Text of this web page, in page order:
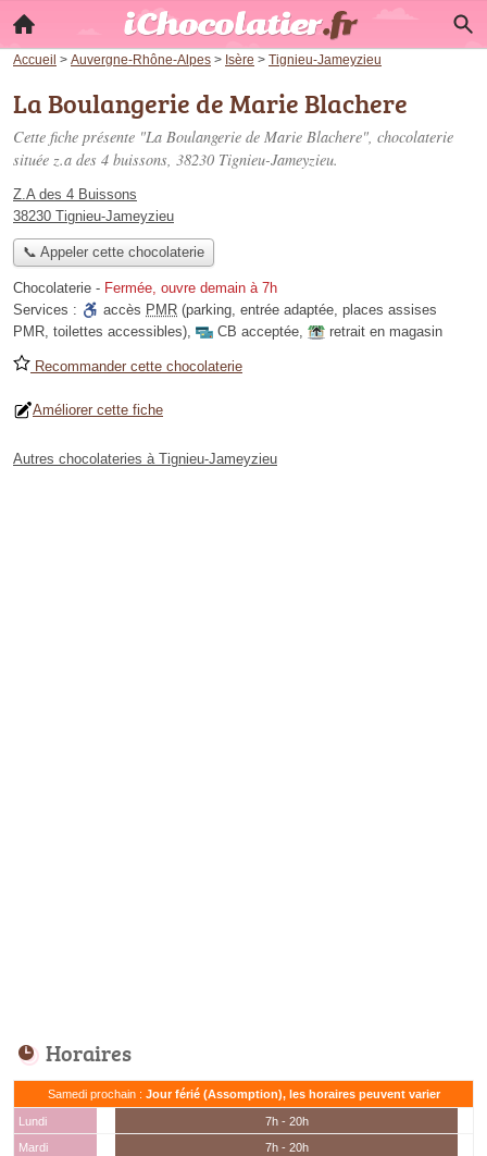
Accueil > Auvergne-Rhône-Alpes > Isère > Tignieu-Jameyzieu
La Boulangerie de Marie Blachere
Cette fiche présente "La Boulangerie de Marie Blachere", chocolaterie
située z.a des 4 buissons, 38230 Tignieu-Jameyzieu.
Z.A des 4 Buissons
38230 Tignieu-Jameyzieu
📞 Appeler cette chocolaterie
Chocolaterie - Fermée, ouvre demain à 7h
Services :
accès PMR (parking, entrée adaptée, places assises
PMR, toilettes accessibles), CB acceptée, retrait en magasin
Recommander cette chocolaterie
Améliorer cette fiche
Autres chocolateries à Tignieu-Jameyzieu
Horaires
Samedi prochain : Jour férié (Assomption), les horaires peuvent varier
Lundi
7h - 20h
Mardi
7h - 20h